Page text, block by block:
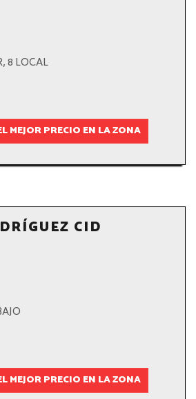
8 LOCAL
MEJOR PRECIO EN LA ZONA
CID
MEJOR PRECIO EN LA ZONA